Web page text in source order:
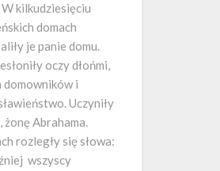
kilkudziesięciu
domach
je panie domu.
oczy dłońmi,
domowników i
Uczyniły
żonę Abrahama.
rozległy się słowa:
wszyscy